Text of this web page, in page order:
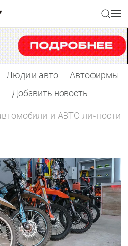
Люди и авто
Автофирмы
Добавить новость
и АВТО-личности